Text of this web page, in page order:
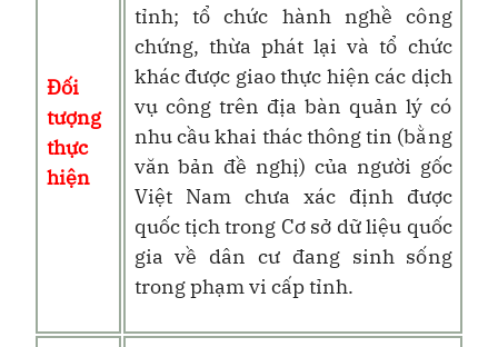
Đối
tượng
thực
hiện
tỉnh; tổ chức hành nghề công
chứng, thừa phát lại và tổ chức
khác được giao thực hiện các dịch
vụ công trên địa bàn quản lý có
nhu cầu khai thác thông tin (bằng
văn bản đề nghị) của người gốc
Việt Nam chưa xác định được
quốc tịch trong Cơ sở dữ liệu quốc
gia về dân cư đang sinh sống
trong phạm vi cấp tỉnh.